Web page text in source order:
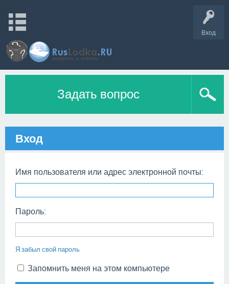
Вход
Задать вопрос
Вход
Имя пользователя или адрес электронной почты:
Пароль:
Я забыл свой пароль
Запомнить меня на этом компьютере